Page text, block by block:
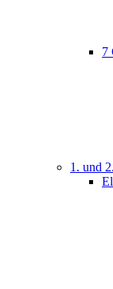
7
1. und